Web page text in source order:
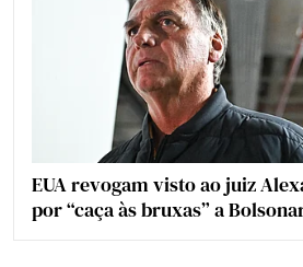
EUA revogam visto ao juiz
por “caça às bruxas” a